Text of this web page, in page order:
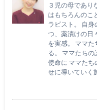
３児の母であり
はもちろんのこ
ラピスト。 自
つ、薬漬けの日
を実感。 ママ
る。 ママたちの
使命に ママた
せに導いていく